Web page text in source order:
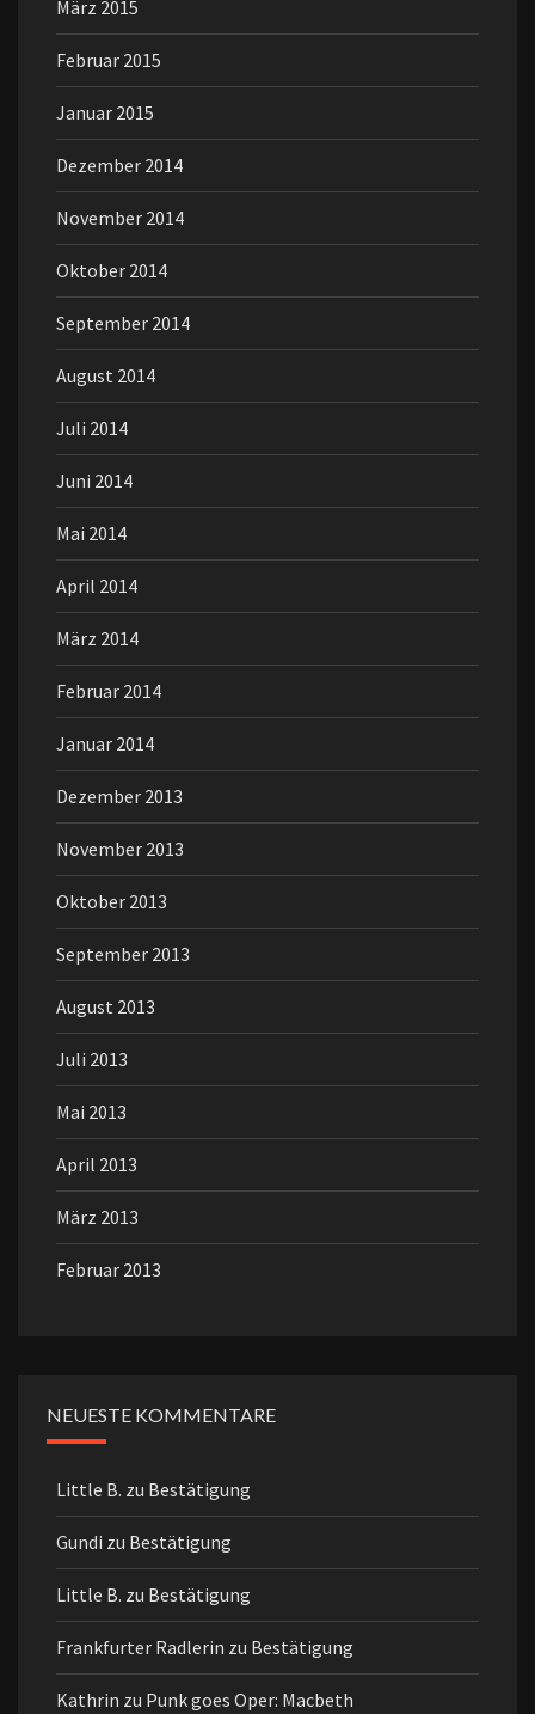
März 2015
Februar 2015
Januar 2015
Dezember 2014
November 2014
Oktober 2014
September 2014
August 2014
Juli 2014
Juni 2014
Mai 2014
April 2014
März 2014
Februar 2014
Januar 2014
Dezember 2013
November 2013
Oktober 2013
September 2013
August 2013
Juli 2013
Mai 2013
April 2013
März 2013
Februar 2013
NEUESTE KOMMENTARE
Little B. zu Bestätigung
Gundi zu Bestätigung
Little B. zu Bestätigung
Frankfurter Radlerin zu Bestätigung
Kathrin zu Punk goes Oper: Macbeth